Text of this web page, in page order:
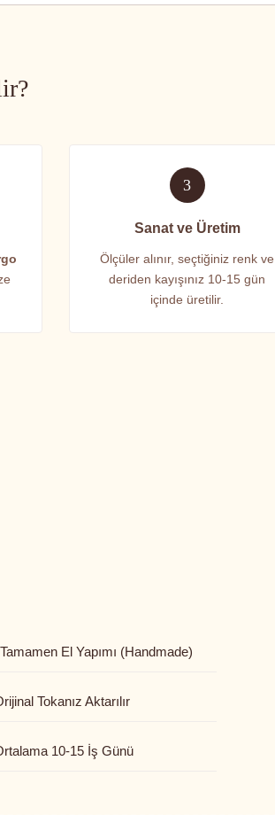
3
Sanat ve Üretim
Ölçüler alınır, seçtiğiniz renk ve
deriden kayışınız 10-15 gün
içinde üretilir.
Tamamen El Yapımı (Handmade)
Tokanız Aktarılır
10-15 İş Günü